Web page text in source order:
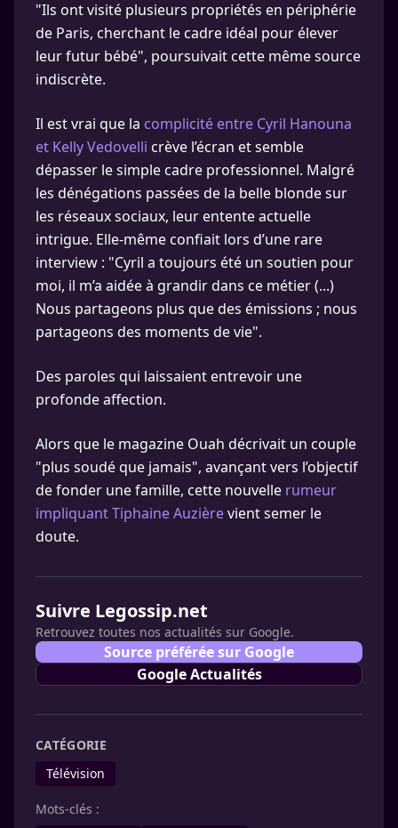
"Ils ont visité plusieurs propriétés en périphérie
de Paris, cherchant le cadre idéal pour élever
leur futur bébé", poursuivait cette même source
indiscrète.
Il est vrai que la complicité entre Cyril Hanouna
et Kelly Vedovelli crève l’écran et semble
dépasser le simple cadre professionnel. Malgré
les dénégations passées de la belle blonde sur
les réseaux sociaux, leur entente actuelle
intrigue. Elle-même confiait lors d’une rare
interview : "Cyril a toujours été un soutien pour
moi, il m’a aidée à grandir dans ce métier (...)
Nous partageons plus que des émissions ; nous
partageons des moments de vie".
Des paroles qui laissaient entrevoir une
profonde affection.
Alors que le magazine Ouah décrivait un couple
"plus soudé que jamais", avançant vers l’objectif
de fonder une famille, cette nouvelle rumeur
impliquant Tiphaine Auzièrevient semer le
doute.
Suivre Legossip.net
Retrouvez toutes nos actualités sur Google.
Source préférée sur Google
Google Actualités
CATÉGORIE
Télévision
Mots-clés :